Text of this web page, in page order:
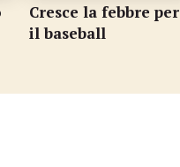
Cresce la febbre per
il baseball